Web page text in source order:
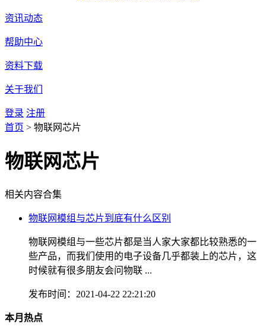
资讯动态
帮助中心
资料下载
关于我们
登录 注册
首页 > 物联网芯片
物联网芯片
相关内容合集
物联网模组与芯片到底有什么区别
物联网模组与一些芯片都是当人家大家都比较熟悉的一
些产品，而我们使用的电子设备几乎都装上的芯片，这
时候就有很多朋友会问物联 ...
发布时间：2021-04-22 22:21:20
本月热点